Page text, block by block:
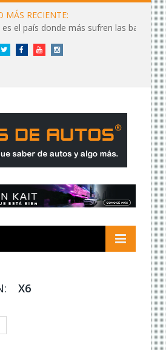
MÁS RECIENTE:
el país donde más sufren las baterías?
Twitter FacebookYouTubeInstagram
X6